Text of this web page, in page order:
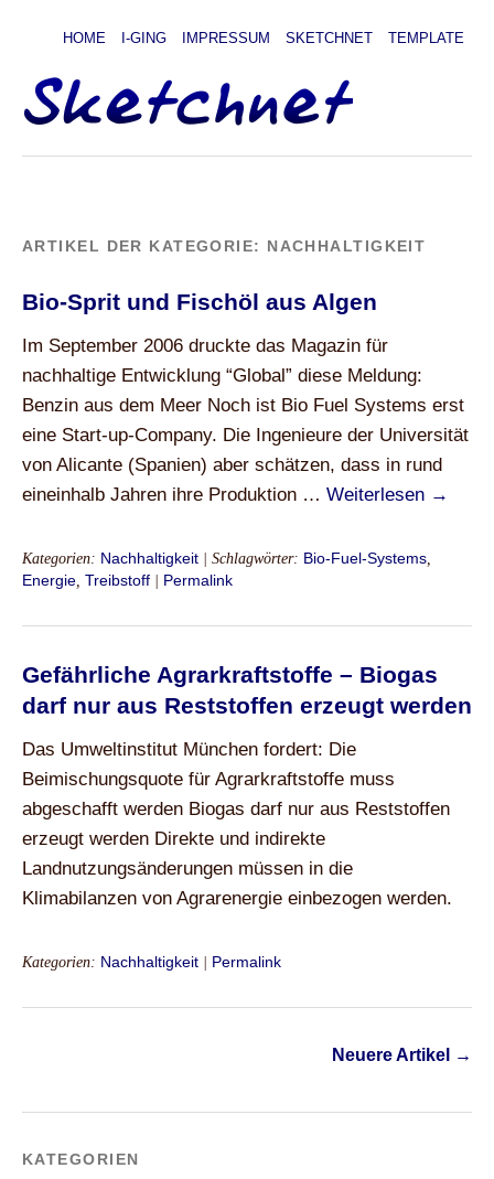
HOME I-GING IMPRESSUM SKETCHNET TEMPLATE
ARTIKEL DER KATEGORIE: NACHHALTIGKEIT
Bio-Sprit und Fischöl aus Algen
Im September 2006 druckte das Magazin für
nachhaltige Entwicklung “Global” diese Meldung:
Benzin aus dem Meer Noch ist Bio Fuel Systems erst
eine Start-up-Company. Die Ingenieure der Universität
von Alicante (Spanien) aber schätzen, dass in rund
eineinhalb Jahren ihre Produktion … Weiterlesen →
Kategorien: Nachhaltigkeit | Schlagwörter: Bio-Fuel-Systems,
Energie, Treibstoff Permalink
Gefährliche Agrarkraftstoffe – Biogas
darf nur aus Reststoffen erzeugt werden
Das Umweltinstitut München fordert: Die
Beimischungsquote für Agrarkraftstoffe muss
abgeschafft werden Biogas darf nur aus Reststoffen
erzeugt werden Direkte und indirekte
Landnutzungsänderungen müssen in die
Klimabilanzen von Agrarenergie einbezogen werden.
Kategorien: Nachhaltigkeit Permalink
Neuere Artikel →
KATEGORIEN